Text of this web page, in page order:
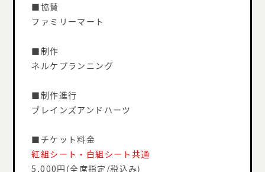
■協賛
ファミリーマート
■制作
ネルケプランニング
■制作進行
ブレインズアンドハーツ
■チケット料金
紅組シート・白組シート共通
5,000円(全席指定/税込み)